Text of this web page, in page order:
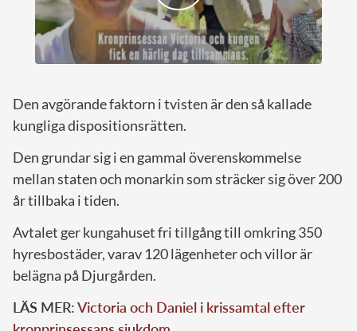
Den avgörande faktorn i tvisten är den så kallade
kungliga dispositionsrätten.
Den grundar sig i en gammal överenskommelse
mellan staten och monarkin som sträcker sig över 200
år tillbaka i tiden.
Avtalet ger kungahuset fri tillgång till omkring 350
hyresbostäder, varav 120 lägenheter och villor är
belägna på Djurgården.
LÄS MER:Victoria och Daniel i krissamtal efter